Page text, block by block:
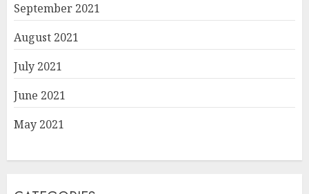
September 2021
August 2021
July 2021
June 2021
May 2021